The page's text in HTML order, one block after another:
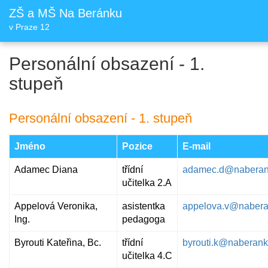
ZŠ a MŠ Na Beránku
v Praze 12
Personální obsazení - 1.
stupeň
Personální obsazení - 1. stupeň
Jméno Pozice E-mail
Adamec Diana
třídní
učitelka 2.A
Appelová Veronika,
Ing.
asistentka
pedagoga
Byrouti Kateřina, Bc.
třídní
učitelka 4.C